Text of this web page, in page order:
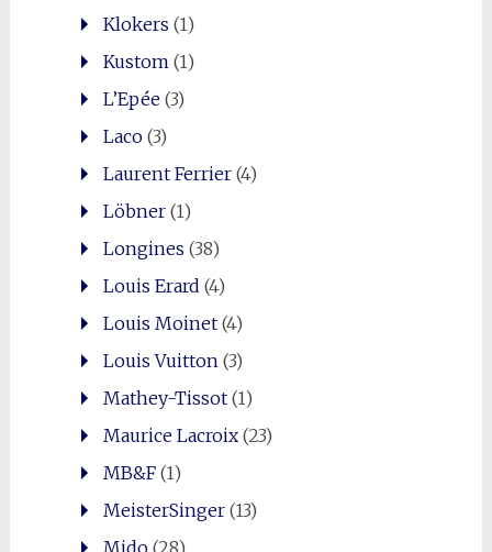
Klokers (1)
Kustom(1)
L’Epée(3)
Laco(3)
Laurent Ferrier(4)
Löbner(1)
Longines (38)
Louis Erard (4)
Louis Moinet(4)
Louis Vuitton(3)
Mathey-Tissot(1)
Maurice Lacroix(23)
MB&F(1)
MeisterSinger(13)